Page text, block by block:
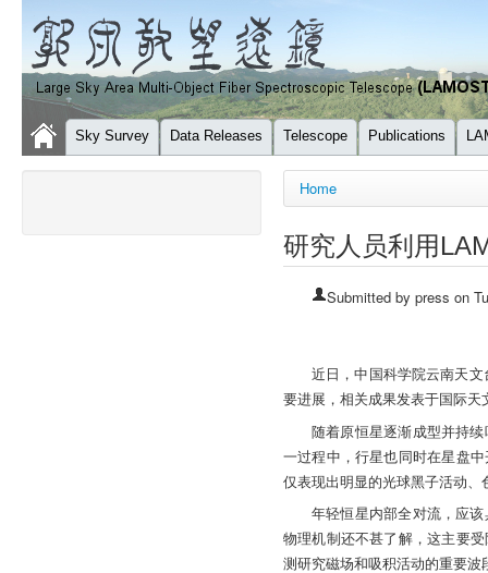
Sky Survey Data Releases Telescope Publications
You are here
Home
研究人员利用
Submitted by press on
近日，中国科学院云南天
要进展，相关成果发表于国际
随着原恒星逐渐成型并持
一过程中，行星也同时在星盘
仅表现出明显的光球黑子活动
年轻恒星内部全对流，应
物理机制还不甚了解，这主要
测研究磁场和吸积活动的重要波